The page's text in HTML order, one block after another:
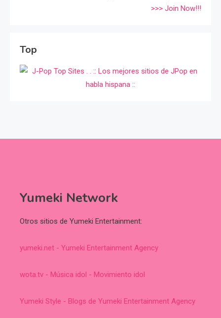
>>> Join Now!!!
Top
Yumeki Network
Otros sitios de Yumeki Entertainment:
yumeki.net - Yumeki Entertainment Agency
wota.tv - Música idol - Movimiento idol
Yumeki Style - Blogs de Yumeki Entertainment Agency